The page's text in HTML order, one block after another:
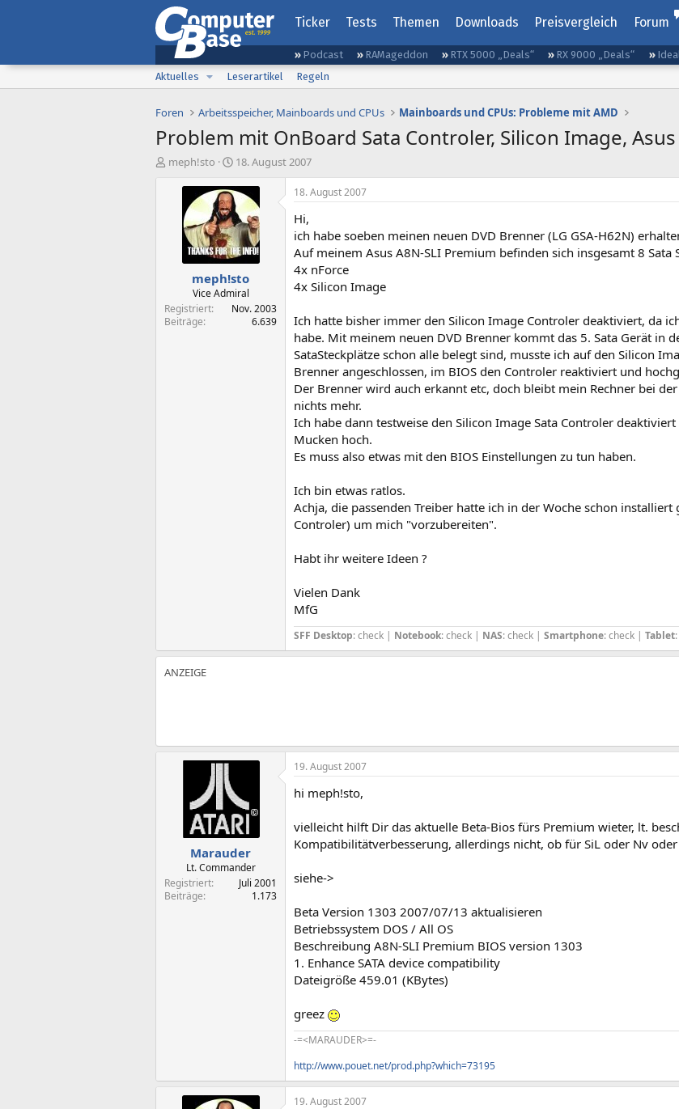
Ticker Tests Themen Downloads Preisvergleich Forum
Podcast RAMageddon RTX 5000 „Deals“ RX 9000 „Deals“
Aktuelles
Leserartikel Regeln
Foren Arbeitsspeicher, Mainboards und CPUs Mainboards und CPUs: Probleme mit AMD
Problem mit OnBoard Sata Controler, Silicon Image,
E
meph!sto
E
s
t
e
l
l
t
a
m
18. August 2007
meph!sto
Vice Admiral
Registriert
Nov. 2003
Beiträge
6.639
18. August 2007
Hi,
ich habe soeben meinen neuen DVD Brenner (LG GSA-H62N)
Auf meinem Asus A8N-SLI Premium befinden sich insgesamt 8 Sata
4x nForce
4x Silicon Image
Ich hatte bisher immer den Silicon Image Controler deaktiviert, da
habe. Mit meinem neuen DVD Brenner kommt das 5. Sata Gerät in
SataSteckplätze schon alle belegt sind, musste ich auf den Silicon
Brenner angeschlossen, im BIOS den Controler reaktiviert und
Der Brenner wird auch erkannt etc, doch bleibt mein Rechner bei
nichts mehr.
Ich habe dann testweise den Silicon Image Sata Controler
Mucken hoch.
Es muss also etwas mit den BIOS Einstellungen zu tun haben.
Ich bin etwas ratlos.
Achja, die passenden Treiber hatte ich in der Woche schon
Controler) um mich "vorzubereiten".
Habt ihr weitere Ideen ?
Vielen Dank
MfG
SFF Desktop: check | Notebook: check | NAS: check | Smartphone: check | Tablet
Marauder
Lt. Commander
Registriert
Juli 2001
Beiträge
1.173
19. August 2007
hi meph!sto,
vielleicht hilft Dir das aktuelle Beta-Bios fürs Premium wieter, lt.
Kompatibilitätverbesserung, allerdings nicht, ob für SiL oder Nv
siehe->
Beta Version 1303 2007/07/13 aktualisieren
Betriebssystem DOS / All OS
Beschreibung A8N-SLI Premium BIOS version 1303
1. Enhance SATA device compatibility
Dateigröße 459.01 (KBytes)
greez
-=<MARAUDER>=-
http://www.pouet.net/prod.php?which=73195
19. August 2007